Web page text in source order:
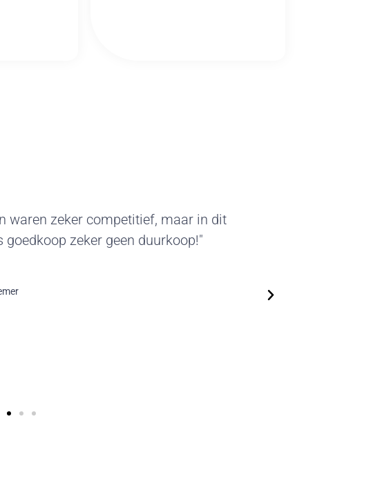
"Het duurzame karakter van deze standbouw sprak
ons erg aan. De geleverde beursstands kunnen we